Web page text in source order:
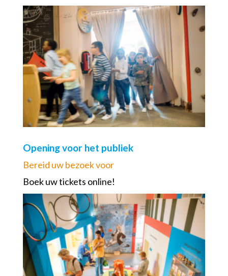
Opening voor het publiek
Bereid uw bezoek voor
Boek uw tickets online!